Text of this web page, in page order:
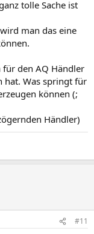
tolle Sache ist
man das eine
den AQ Händler
hat. Was springt für
können (;
Händler)
#11